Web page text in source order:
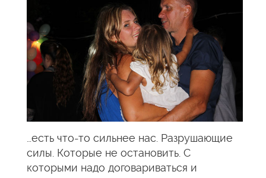
…есть что-то сильнее нас. Разрушающие
силы. Которые не остановить. С
которыми надо договариваться и